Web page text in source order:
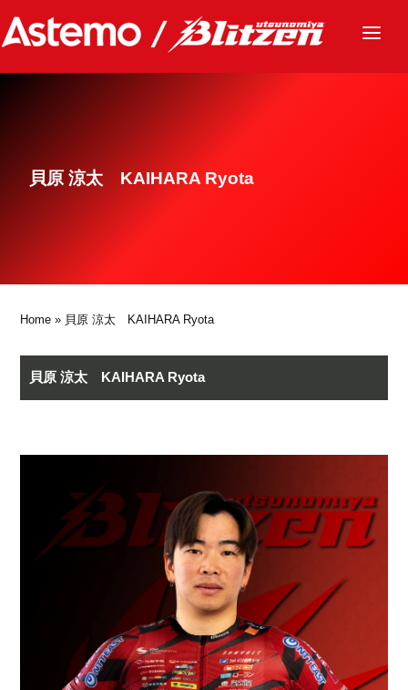
ニュース
グッズ
貝原 涼太 KAIHARA Ryota
Home » 貝原 涼太 KAIHARA Ryota
貝原 涼太 KAIHARA Ryota